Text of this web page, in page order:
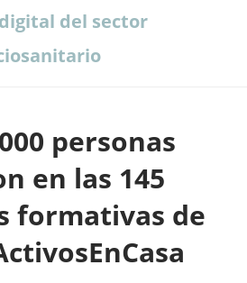
del sector
personas
en las 145
formativas de